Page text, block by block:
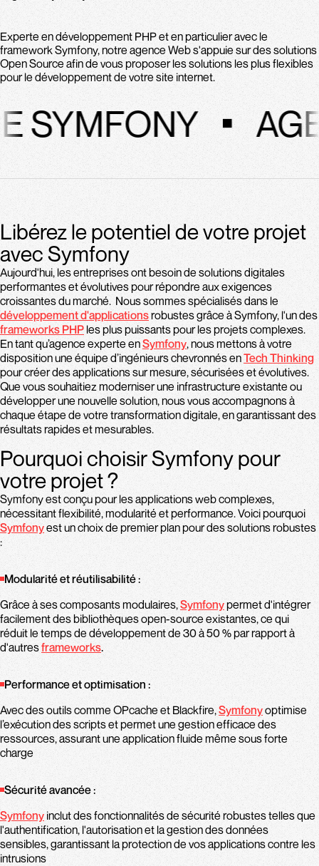
Experte en développement PHP et en particulier avec le
framework Symfony, notre agence Web s'appuie sur des solutions
Open Source afin de vous proposer les solutions les plus flexibles
pour le développement de votre site internet.
Libérez le potentiel de votre projet
avec Symfony
Aujourd'hui, les entreprises ont besoin de solutions digitales
performantes et évolutives pour répondre aux exigences
croissantes du marché. Nous sommes spécialisés dans le
développement d'applicationsrobustes grâce à Symfony, l'un des
frameworks PHPles plus puissants pour les projets complexes.
En tant qu’agence experte enSymfony, nous mettons à votre
disposition une équipe d’ingénieurs chevronnés enTech Thinking
pour créer des applications sur mesure, sécurisées et évolutives.
Que vous souhaitiez moderniser une infrastructure existante ou
développer une nouvelle solution, nous vous accompagnons à
chaque étape de votre transformation digitale, en garantissant des
résultats rapides et mesurables.
Pourquoi choisir Symfony pour
votre projet ?
Symfony est conçu pour les applications web complexes,
nécessitant flexibilité, modularité et performance. Voici pourquoi
Symfonyest un choix de premier plan pour des solutions robustes
:
Modularité et réutilisabilité :
Grâce à ses composants modulaires,Symfonypermet d'intégrer
facilement des bibliothèques open-source existantes, ce qui
réduit le temps de développement de 30 à 50 % par rapport à
d'autresframeworks​.
Performance et optimisation :
Avec des outils comme OPcache et Blackfire,Symfonyoptimise
l’exécution des scripts et permet une gestion efficace des
ressources, assurant une application fluide même sous forte
charge​
Sécurité avancée :
Symfony inclut des fonctionnalités de sécurité robustes telles que
l'authentification, l'autorisation et la gestion des données
sensibles, garantissant la protection de vos applications contre les
intrusions​